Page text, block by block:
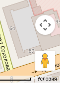
Условия